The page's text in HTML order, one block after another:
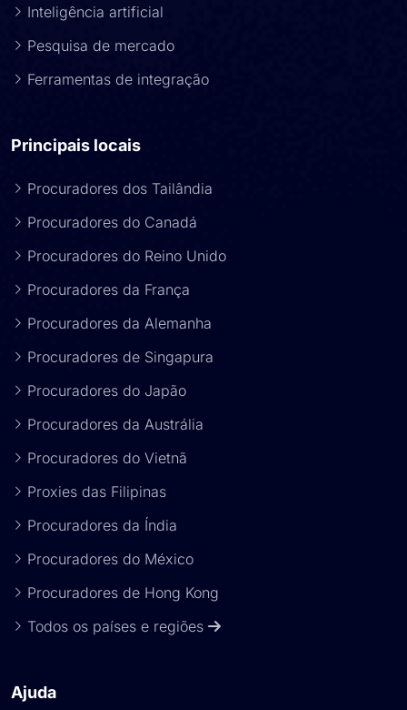
Inteligência artificial
Pesquisa de mercado
Ferramentas de integração
Principais locais
Procuradores dos Tailândia
Procuradores do Canadá
Procuradores do Reino Unido
Procuradores da França
Procuradores da Alemanha
Procuradores de Singapura
Procuradores do Japão
Procuradores da Austrália
Procuradores do Vietnã
Proxies das Filipinas
Procuradores da Índia
Procuradores do México
Procuradores de Hong Kong
Todos os países e regiões
Ajuda